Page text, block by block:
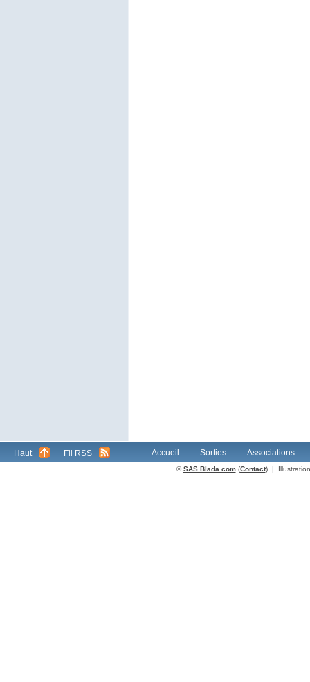
Haut Fil RSS Accueil Sorties Associations
©SAS Blada.com(Contact) |